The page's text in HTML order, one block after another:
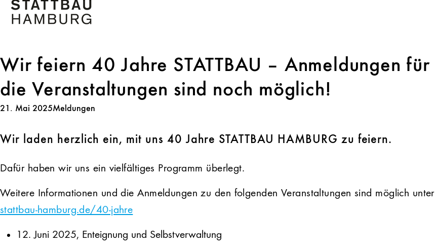
Wir feiern 40 Jahre STATTBAU – Anmeldungen für
die Veranstaltungen sind noch möglich!
21. Mai 2025Meldungen
Wir laden herzlich ein, mit uns 40 Jahre STATTBAU HAMBURG zu feiern.
Dafür haben wir uns ein vielfältiges Programm überlegt.
Weitere Informationen und die Anmeldungen zu den folgenden Veranstaltungen sind möglich unter
stattbau-hamburg.de/40-jahre
12. Juni 2025, Enteignung und Selbstverwaltung